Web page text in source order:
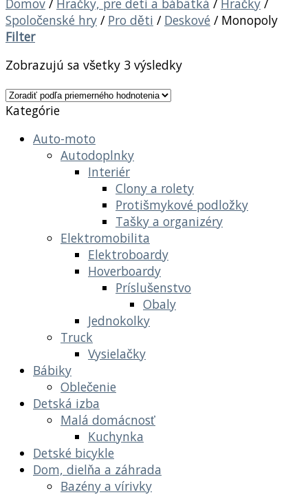
Spoločenské hry / Pro děti / Deskové /Monopoly
Filter
Zobrazujú sa všetky 3 výsledky
Kategórie
Auto-moto
Autodoplnky
Interiér
Clony a rolety
Protišmykové podložky
Tašky a organizéry
Elektromobilita
Elektroboardy
Hoverboardy
Príslušenstvo
Obaly
Jednokolky
Truck
Vysielačky
Bábiky
Oblečenie
Detská izba
Malá domácnosť
Kuchynka
Detské bicykle
Dom, dielňa a záhrada
Bazény a vírivky